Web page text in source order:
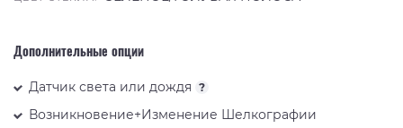
Дополнительные опции
Датчик света или дождя ?
Возникновение+Изменение Шелкографии